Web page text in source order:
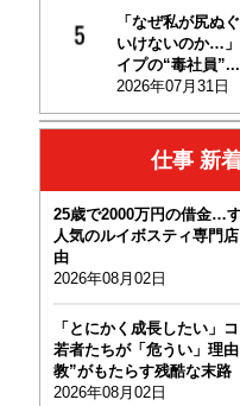
「なぜ私が尻ぬ
いけないのか…
イプの“毒社員”...
2026年07月31日
仕事 新
25歳で2000万円の借金…
人気のルイボスティ専門
由
2026年08月02日
「とにかく成長したい」
若者たちが「危うい」理
教”がもたらす残酷な末路
2026年08月02日